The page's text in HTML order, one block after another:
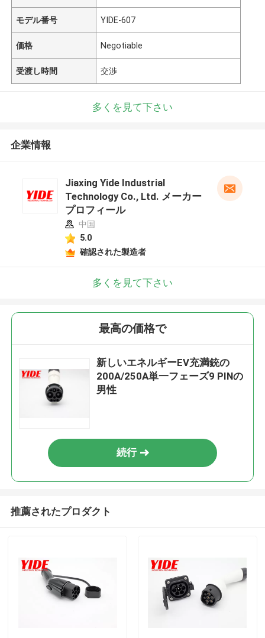
モデル番号 YIDE-607
価格 Negotiable
受渡し時間 交渉
多くを見て下さい
企業情報
Jiaxing Yide Industrial
Technology Co., Ltd. メーカー
プロフィール
中国
5.0
確認された製造者
多くを見て下さい
最高の価格で
新しいエネルギーEV充満銃の
200A/250A単一フェーズ9 PINの
男性
続行
推薦されたプロダクト